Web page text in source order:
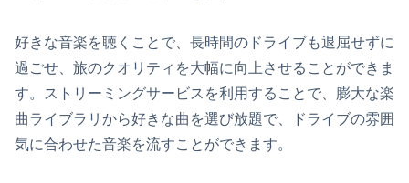
好きな音楽を聴くことで、長時間のドライブも退屈せずに
過ごせ、旅のクオリティを大幅に向上させることができま
す。ストリーミングサービスを利用することで、膨大な楽
曲ライブラリから好きな曲を選び放題で、ドライブの雰囲
気に合わせた音楽を流すことができます。